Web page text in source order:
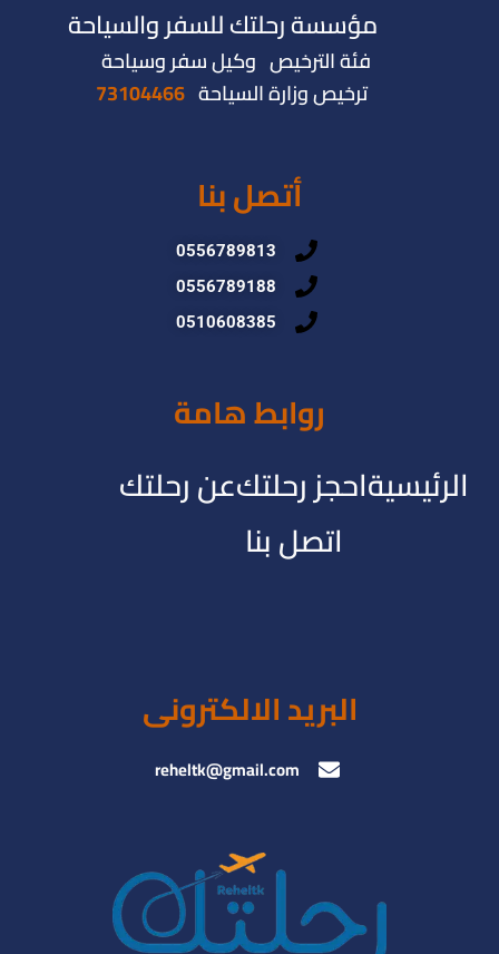
مؤسسة رحلتك للسفر والسياحة
فئة الترخيص وكيل سفر وسياحة
ترخيص وزارة السياحة 73104466
أتصل بنا
0556789813
0556789188
0510608385
روابط هامة
الرئيسيةاحجز رحلتكعن رحلتك
اتصل بنا
البريد الالكترونى
reheltk@gmail.com